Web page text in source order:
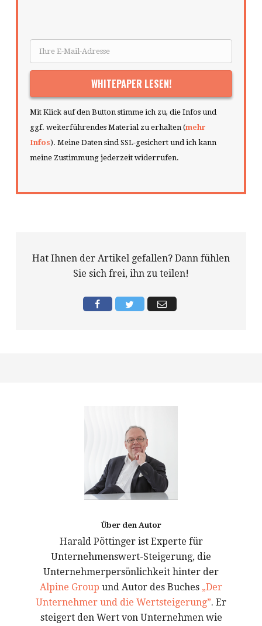
Mit Klick auf den Button stimme ich zu, die Infos und
ggf. weiterführendes Material zu erhalten (mehr
Infos). Meine Daten sind SSL-gesichert und ich kann
meine Zustimmung jederzeit widerrufen.
Hat Ihnen der Artikel gefallen? Dann fühlen
Sie sich frei, ihn zu teilen!
Über den Autor
Harald Pöttinger ist Experte für
Unternehmenswert-Steigerung, die
Unternehmerpersönlichkeit hinter der
Alpine Group und Autor des Buches „Der
Unternehmer und die Wertsteigerung”. Er
steigert den Wert von Unternehmen wie